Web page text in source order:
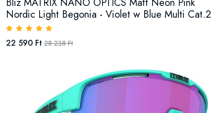
Bliz MATRIX NANO OPTICS Matt Neon Pink
Nordic Light Begonia - Violet w Blue Multi Cat.2
22 590 Ft 28 238 Ft